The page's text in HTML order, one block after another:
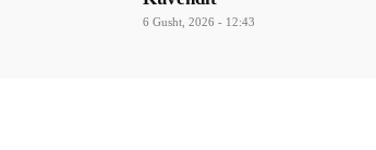
6 Gusht, 2026 - 12:43